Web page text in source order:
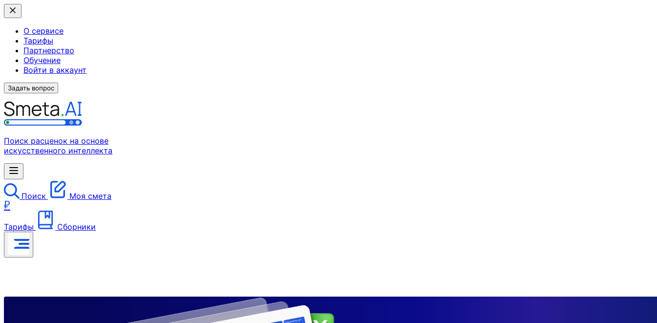
О сервисе
Тарифы
Партнерство
Обучение
Войти в аккаунт
Задать вопрос
Поиск расценок на основе
искусственного интеллекта
Поиск Моя смета
₽
Тарифы Сборники